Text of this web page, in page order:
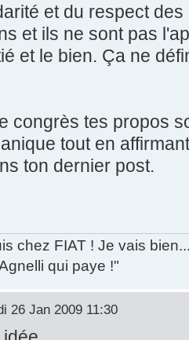
et du respect
et ils ne sont pas
et le bien. Ça ne
congrès tes propos
tout en
ton dernier post.
chez FIAT ! Je vais
qui paye !"
26 Jan 2009 11:30